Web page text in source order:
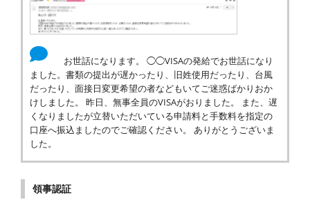
お世話になります。 ◯◯VISAの発給でお世話になり
ました。書類の提出が遅かったり、旧姓使用だったり、台風
だったり、面接日変更希望の者などもいてご迷惑ばかりおか
けしました。 昨日、無事全員のVISAがおりました。 また、遅
くなりましたが立替いただいている申請料と手数料を指定の
口座へ振込ましたのでご確認ください。 ありがとうございま
した。
領事認証